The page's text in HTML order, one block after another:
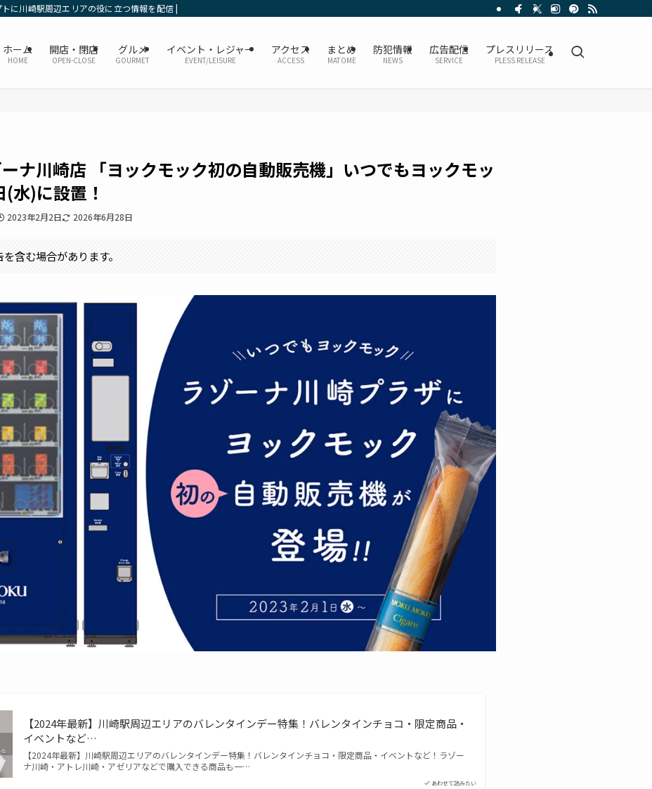
に川崎駅周辺エリアの役に立つ情報を配信 | かなレポ川崎
ホーム
HOME
開店・閉店
OPEN-CLOSE
グルメ
GOURMET
イベント・レジャー
EVENT/LEISURE
アクセス
ACCESS
まとめ
MATOME
防犯情報
NEWS
広告配信
SERVICE
プレスリリース
PLESS RELEASE
ナ川崎店 「ヨックモック初の自動販売機」いつでもヨックモッ
水)に設置！
2023年2月2日 2026年6月28日
含む場合があります。
あわせて読みたい
【2024年最新】川崎駅周辺エリアのバレンタインデー特集！バレンタインチョコ・限定商品・
イベントなど…
【2024年最新】川崎駅周辺エリアのバレンタインデー特集！バレンタインチョコ・限定商品・イベントなど！ラゾー
ナ川崎・アトレ川崎・アゼリアなどで購入できる商品も一…